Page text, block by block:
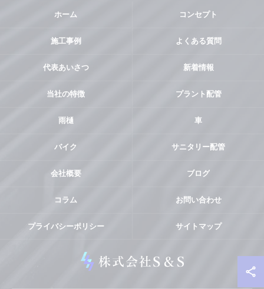
ホーム コンセプト
施工事例 よくある質問
代表あいさつ 新着情報
当社の特徴 プラント配管
雨樋 車
バイク サニタリー配管
会社概要 ブログ
コラム お問い合わせ
プライバシーポリシー サイトマップ